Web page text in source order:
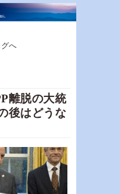
離脱の大統
後はどうな